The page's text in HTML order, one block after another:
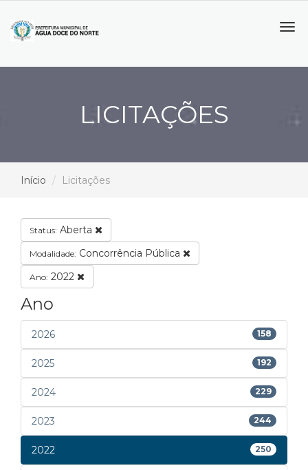
LICITAÇÕES
Início Licitações
Status: Aberta
Modalidade: Concorrência Pública
Ano: 2022
Ano
2026 158
2025 192
2024 229
2023 244
2022 250